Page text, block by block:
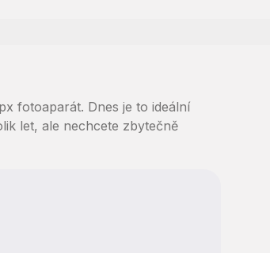
fotoaparát. Dnes je to ideální
let, ale nechcete zbytečně